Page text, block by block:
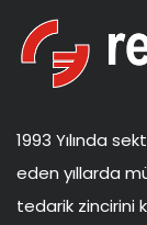
1993 Yılında
eden yıllarda
tedarik zincirini